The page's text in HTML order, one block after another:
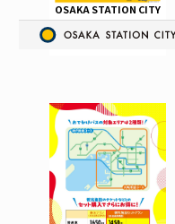
OSAKA STATION CITY